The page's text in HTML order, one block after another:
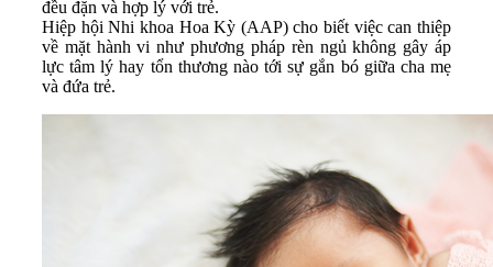
đều đặn và hợp lý với trẻ.
Hiệp hội Nhi khoa Hoa Kỳ (AAP) cho biết việc can thiệp
về mặt hành vi như phương pháp rèn ngủ không gây áp
lực tâm lý hay tổn thương nào tới sự gắn bó giữa cha mẹ
và đứa trẻ.